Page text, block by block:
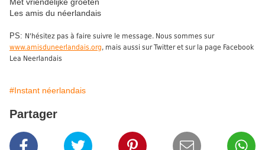
Les amis du néerlandais
PS: N'hésitez pas à faire suivre le message. Nous sommes sur
www.amisduneerlandais.org, mais aussi sur Twitter et sur la page Facebook
Lea Neerlandais
#Instant néerlandais
Partager